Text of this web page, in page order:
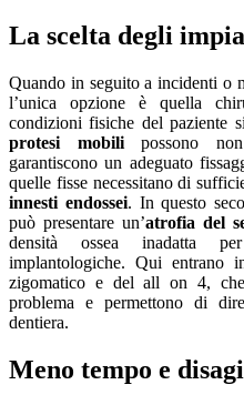
La scelta degli
Quando in seguito a incidenti o
l’unica opzione è quella
condizioni fisiche del paziente
protesi mobilipossono non
garantiscono un adeguato
quelle fisse necessitano di
innesti endossei. In questo
può presentare un’atrofia del
densità ossea inadatta
implantologiche. Qui entrano
zigomatico e del all on 4,
problema e permettono di
dentiera.
Meno tempo e